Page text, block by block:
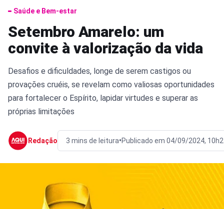
Saúde e Bem-estar
Setembro Amarelo: um
convite à valorização da vida
Desafios e dificuldades, longe de serem castigos ou
provações cruéis, se revelam como valiosas oportunidades
para fortalecer o Espírito, lapidar virtudes e superar as
próprias limitações
Redação 3 mins de leitura•Publicado em 04/09/2024,